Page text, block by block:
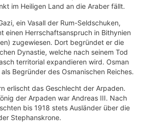
im Heiligen Land an die Araber fällt.
ein Vasall der Rum-Seldschuken,
einen Herrschaftsanspruch in Bithynien
zugewiesen. Dort begründet er die
Dynastie, welche nach seinem Tod
territorial expandieren wird. Osman
Begründer des Osmanischen Reiches.
erlischt das Geschlecht der Arpaden.
der Arpaden war Andreas III. Nach
bis 1918 stets Ausländer über die
Stephanskrone.